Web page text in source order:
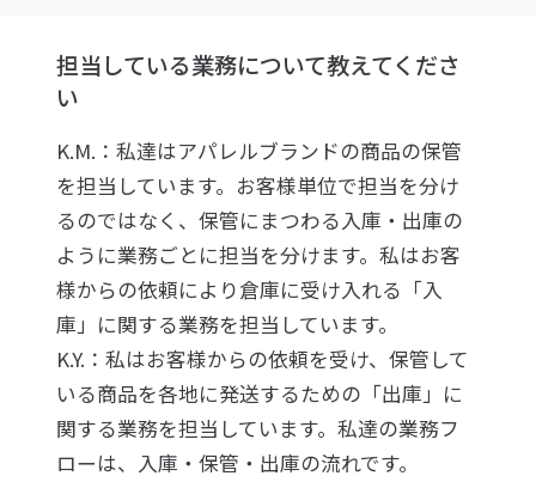
担当している業務について教えてくださ
い
K.M.：私達はアパレルブランドの商品の保管
を担当しています。お客様単位で担当を分け
るのではなく、保管にまつわる入庫・出庫の
ように業務ごとに担当を分けます。私はお客
様からの依頼により倉庫に受け入れる「入
庫」に関する業務を担当しています。
K.Y.：私はお客様からの依頼を受け、保管して
いる商品を各地に発送するための「出庫」に
関する業務を担当しています。私達の業務フ
ローは、入庫・保管・出庫の流れです。